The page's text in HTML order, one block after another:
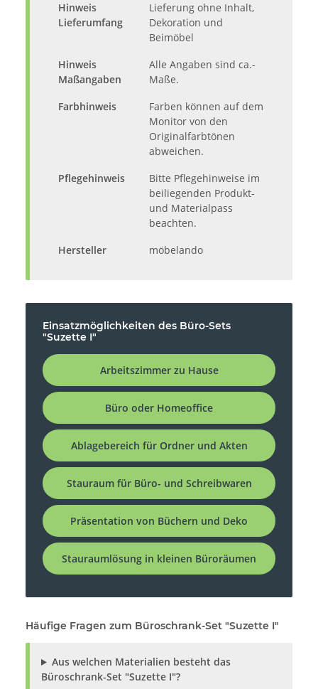
Hinweis
Lieferumfang
Lieferung ohne Inhalt,
Dekoration und
Beimöbel
Hinweis
Maßangaben
Alle Angaben sind ca.-
Maße.
Farbhinweis
Farben können auf dem
Monitor von den
Originalfarbtönen
abweichen.
Pflegehinweis
Bitte Pflegehinweise im
beiliegenden Produkt-
und Materialpass
beachten.
Hersteller
möbelando
Einsatzmöglichkeiten des Büro-Sets
"Suzette I"
Arbeitszimmer zu Hause
Büro oder Homeoffice
Ablagebereich für Ordner und Akten
Stauraum für Büro- und Schreibwaren
Präsentation von Büchern und Deko
Stauraumlösung in kleinen Büroräumen
Häufige Fragen zum Büroschrank-Set "Suzette I"
Aus welchen Materialien besteht das
Büroschrank-Set "Suzette I"?